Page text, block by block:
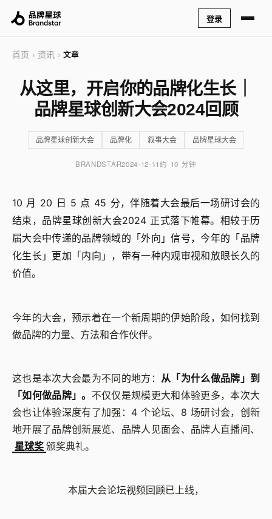
登录
首页 › 资讯 › 文章
从这里，开启你的品牌化生长｜
品牌星球创新大会2024回顾
品牌星球创新大会 品牌化 叙事大会 品牌星球大会
BRANDSTAR2024-12-11约 10 分钟
10 月 20 日 5 点 45 分，伴随着大会最后一场研讨会的
结束，品牌星球创新大会2024 正式落下帷幕。相较于历
届大会中传递的品牌领域的「外向」信号，今年的「品牌
化生长」更加「内向」，带有一种内观审视和放眼长久的
价值。
今年的大会，预示着在一个新周期的伊始阶段，如何找到
做品牌的力量、方法和合作伙伴。
这也是本次大会最为不同的地方： 从「为什么做品牌」到
「如何做品牌」。 不仅仅是规模更大和体验更多，本次大
会也让体验深度有了加强：4 个论坛、8 场研讨会，创新
地开展了品牌创新展览、品牌人见面会、品牌人直播间、
星球奖 颁奖典礼。
本届大会论坛视频回顾已上线，